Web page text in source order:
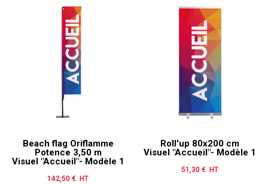
Beach flag Oriflamme
Potence 3,50 m
Visuel "Accueil"- Modèle 1
Prix
142,50 € HT
Roll'up 80x200 cm
Visuel "Accueil"- Modèle 1
Prix
51,30 € HT